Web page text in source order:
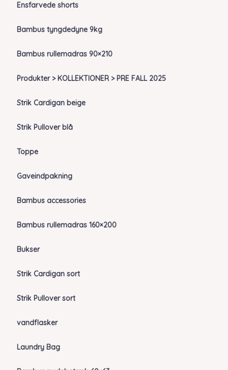
Ensfarvede shorts
Bambus tyngdedyne 9kg
Bambus rullemadras 90×210
Produkter > KOLLEKTIONER > PRE FALL 2025
Strik Cardigan beige
Strik Pullover blå
Toppe
Gaveindpakning
Bambus accessories
Bambus rullemadras 160×200
Bukser
Strik Cardigan sort
Strik Pullover sort
vandflasker
Laundry Bag